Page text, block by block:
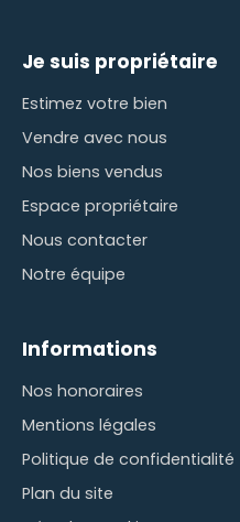
Je suis propriétaire
Estimez votre bien
Vendre avec nous
Nos biens vendus
Espace propriétaire
Nous contacter
Notre équipe
Informations
Nos honoraires
Mentions légales
Politique de confidentialité
Plan du site